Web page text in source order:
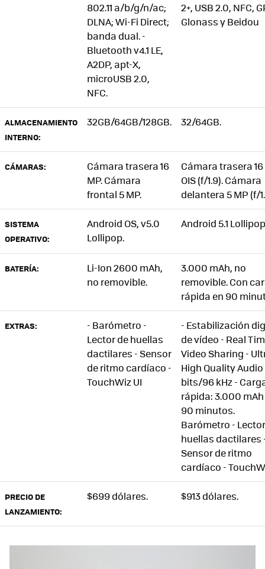
802.11 a/b/g/n/ac;
DLNA; Wi-Fi Direct;
banda dual. -
Bluetooth v4.1 LE,
A2DP, apt-X,
microUSB 2.0,
NFC.
2+, USB 2.0, NFC,
Glonass y Beidou
ALMACENAMIENTO
INTERNO:
32GB/64GB/128GB. 32/64GB.
CÁMARAS:
Cámara trasera 16
MP. Cámara
frontal 5 MP.
Cámara trasera
OIS (f/1.9). Cámara
delantera 5 MP (f/
SISTEMA
OPERATIVO:
Android OS, v5.0
Lollipop.
Android 5.1 Lollipop
BATERÍA:
Li-Ion 2600 mAh,
no removible.
3.000 mAh, no
removible. Con
rápida en 90
EXTRAS:
- Barómetro -
Lector de huellas
dactilares - Sensor
de ritmo cardíaco -
TouchWiz UI
- Estabilización
de vídeo - Real
Video Sharing -
High Quality Audio
bits/96 kHz -
rápida: 3.000
90 minutos.
Barómetro -
huellas dactilares
Sensor de ritmo
cardíaco -
PRECIO DE
LANZAMIENTO:
$699 dólares. $913 dólares.